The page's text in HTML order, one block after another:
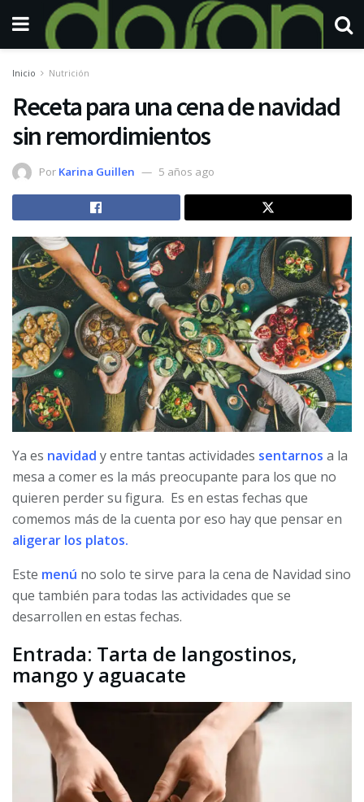
Inicio Nutrición
Receta para una cena de navidad
sin remordimientos
Por Karina Guillen 5 años ago
Ya es navidad y entre tantas actividades sentarnos a la
mesa a comer es la más preocupante para los que no
quieren perder su figura. Es en estas fechas que
comemos más de la cuenta por eso hay que pensar en
aligerar los platos.
Este menú no solo te sirve para la cena de Navidad sino
que también para todas las actividades que se
desarrollen en estas fechas.
Entrada: Tarta de langostinos,
mango y aguacate